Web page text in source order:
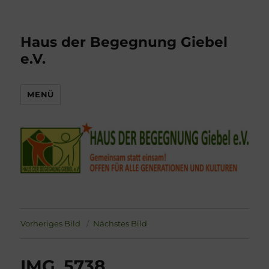
Haus der Begegnung Giebel
e.V.
MENÜ
Vorheriges Bild Nächstes Bild